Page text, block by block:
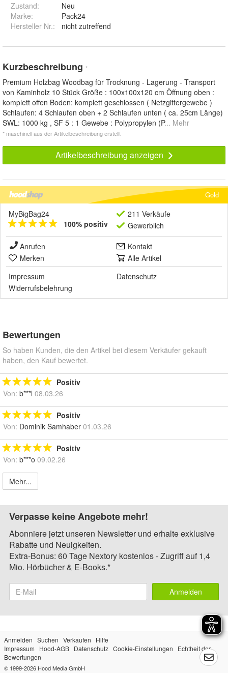
Zustand:
Neu
Marke:
Pack24
Hersteller Nr.:
nicht zutreffend
Kurzbeschreibung *
Premium Holzbag Woodbag für Trocknung - Lagerung - Transport
von Kaminholz 10 Stück Größe : 100x100x120 cm Öffnung oben :
komplett offen Boden: komplett geschlossen ( Netzgittergewebe )
Schlaufen: 4 Schlaufen oben + 2 Schlaufen unten ( ca. 25cm Länge)
SWL: 1000 kg , SF 5 : 1 Gewebe : Polypropylen (P... Mehr
* maschinell aus der Artikelbeschreibung erstellt
Artikelbeschreibung anzeigen
Gold
MyBigBag24
100% positiv
211 Verkäufe
Gewerblich
Anrufen
Kontakt
Merken
Alle Artikel
Impressum
Datenschutz
Widerrufsbelehrung
Bewertungen
So haben Kunden, die den Artikel bei diesem Verkäufer gekauft
haben, den Kauf bewertet.
Positiv
Von: b***l 08.03.26
Positiv
Von: Dominik Samhaber 01.03.26
Positiv
Von: b***o 09.02.26
Mehr...
Verpasse keine Angebote mehr!
Abonniere jetzt unseren Newsletter und erhalte exklusive
Rabatte und Neuigkeiten.
Extra-Bonus: 60 Tage Nextory kostenlos - Zugriff auf 1,4
Mio. Hörbücher & E-Books.*
Anmelden
Anmelden Suchen Verkaufen
Hilfe
Impressum
Hood-AGB Datenschutz Cookie-Einstellungen
Echtheit der
Bewertungen
© 1999-2026 Hood Media GmbH